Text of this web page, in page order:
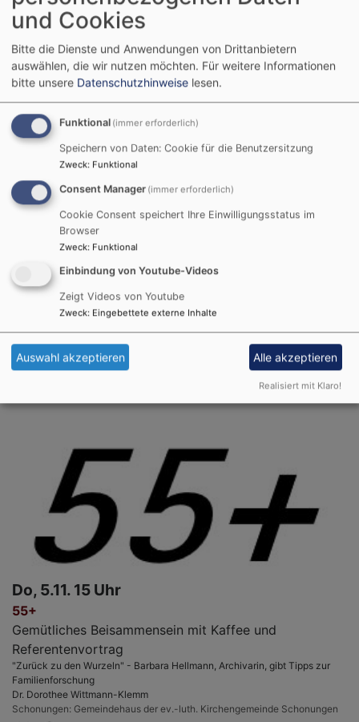
In der Bibel lesen und beten
Karin Schöner
Schonungen
Gemeindehaus der ev.-luth. Kirchengemeinde Schonungen
Di, 27.10. 19:30 Uhr
Bibeltreff
In der Bibel lesen und beten
Karin Schöner
Schonungen
Gemeindehaus der ev.-luth. Kirchengemeinde Schonungen
Do, 5.11. 15 Uhr
55+
Gemütliches Beisammensein mit Kaffee und
Referentenvortrag
"Zurück zu den Wurzeln" - Barbara Hellmann, Archivarin, gibt Tipps zur
Familienforschung
Dr. Dorothee Wittmann-Klemm
Schonungen Gemeindehaus der ev.-luth. Kirchengemeinde Schonungen
und Cookies
Bitte die Dienste und Anwendungen von Drittanbietern
auswählen, die wir nutzen möchten. Für weitere Informationen
bitte unsere Datenschutzhinweise lesen.
Funktional (immer erforderlich)
Speichern von Daten: Cookie für die Benutzersitzung
Zweck: Funktional
Consent Manager (immer erforderlich)
Cookie Consent speichert Ihre Einwilligungsstatus im
Browser
Zweck: Funktional
Einbindung von Youtube-Videos
Zeigt Videos von Youtube
Zweck: Eingebettete externe Inhalte
Auswahl akzeptieren Alle akzeptieren
Realisiert mit Klaro!